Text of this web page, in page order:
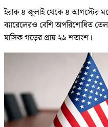
ইরাক ৪ জুলাই থেকে ৪ আগস্টের
ব্যারেলেরও বেশি অপরিশোধিত তেল
মাসিক গড়ের প্রায় ২৯ শতাংশ।